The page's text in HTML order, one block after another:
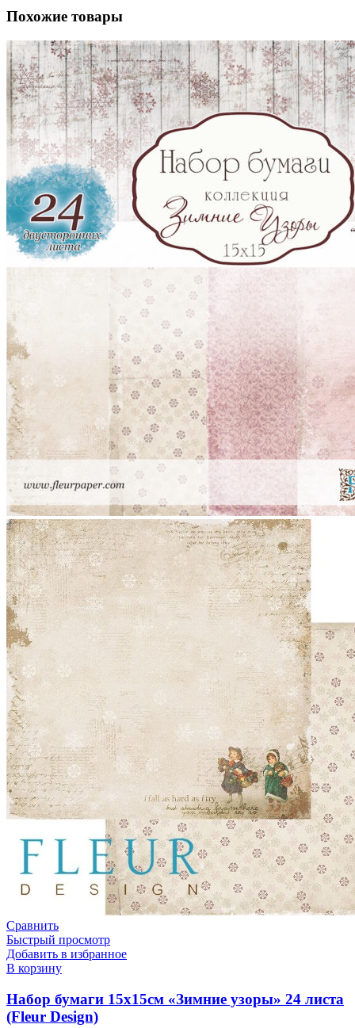
Похожие товары
Сравнить
Быстрый просмотр
Добавить в избранное
В корзину
Набор бумаги 15х15см «Зимние узоры» 24 листа
(Fleur Design)